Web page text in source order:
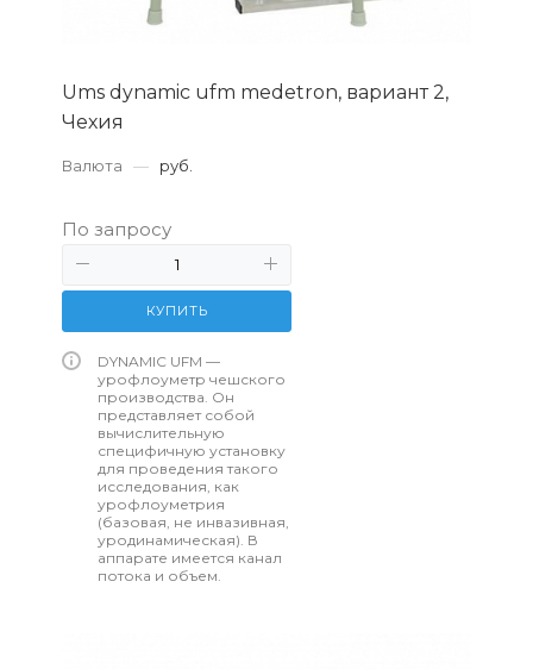
Ums dynamic ufm medetron, вариант 2,
Чехия
Валюта — руб.
По запросу
КУПИТЬ
DYNAMIC UFM —
урофлоуметр чешского
производства. Он
представляет собой
вычислительную
специфичную установку
для проведения такого
исследования, как
урофлоуметрия
(базовая, не инвазивная,
уродинамическая). В
аппарате имеется канал
потока и объем.